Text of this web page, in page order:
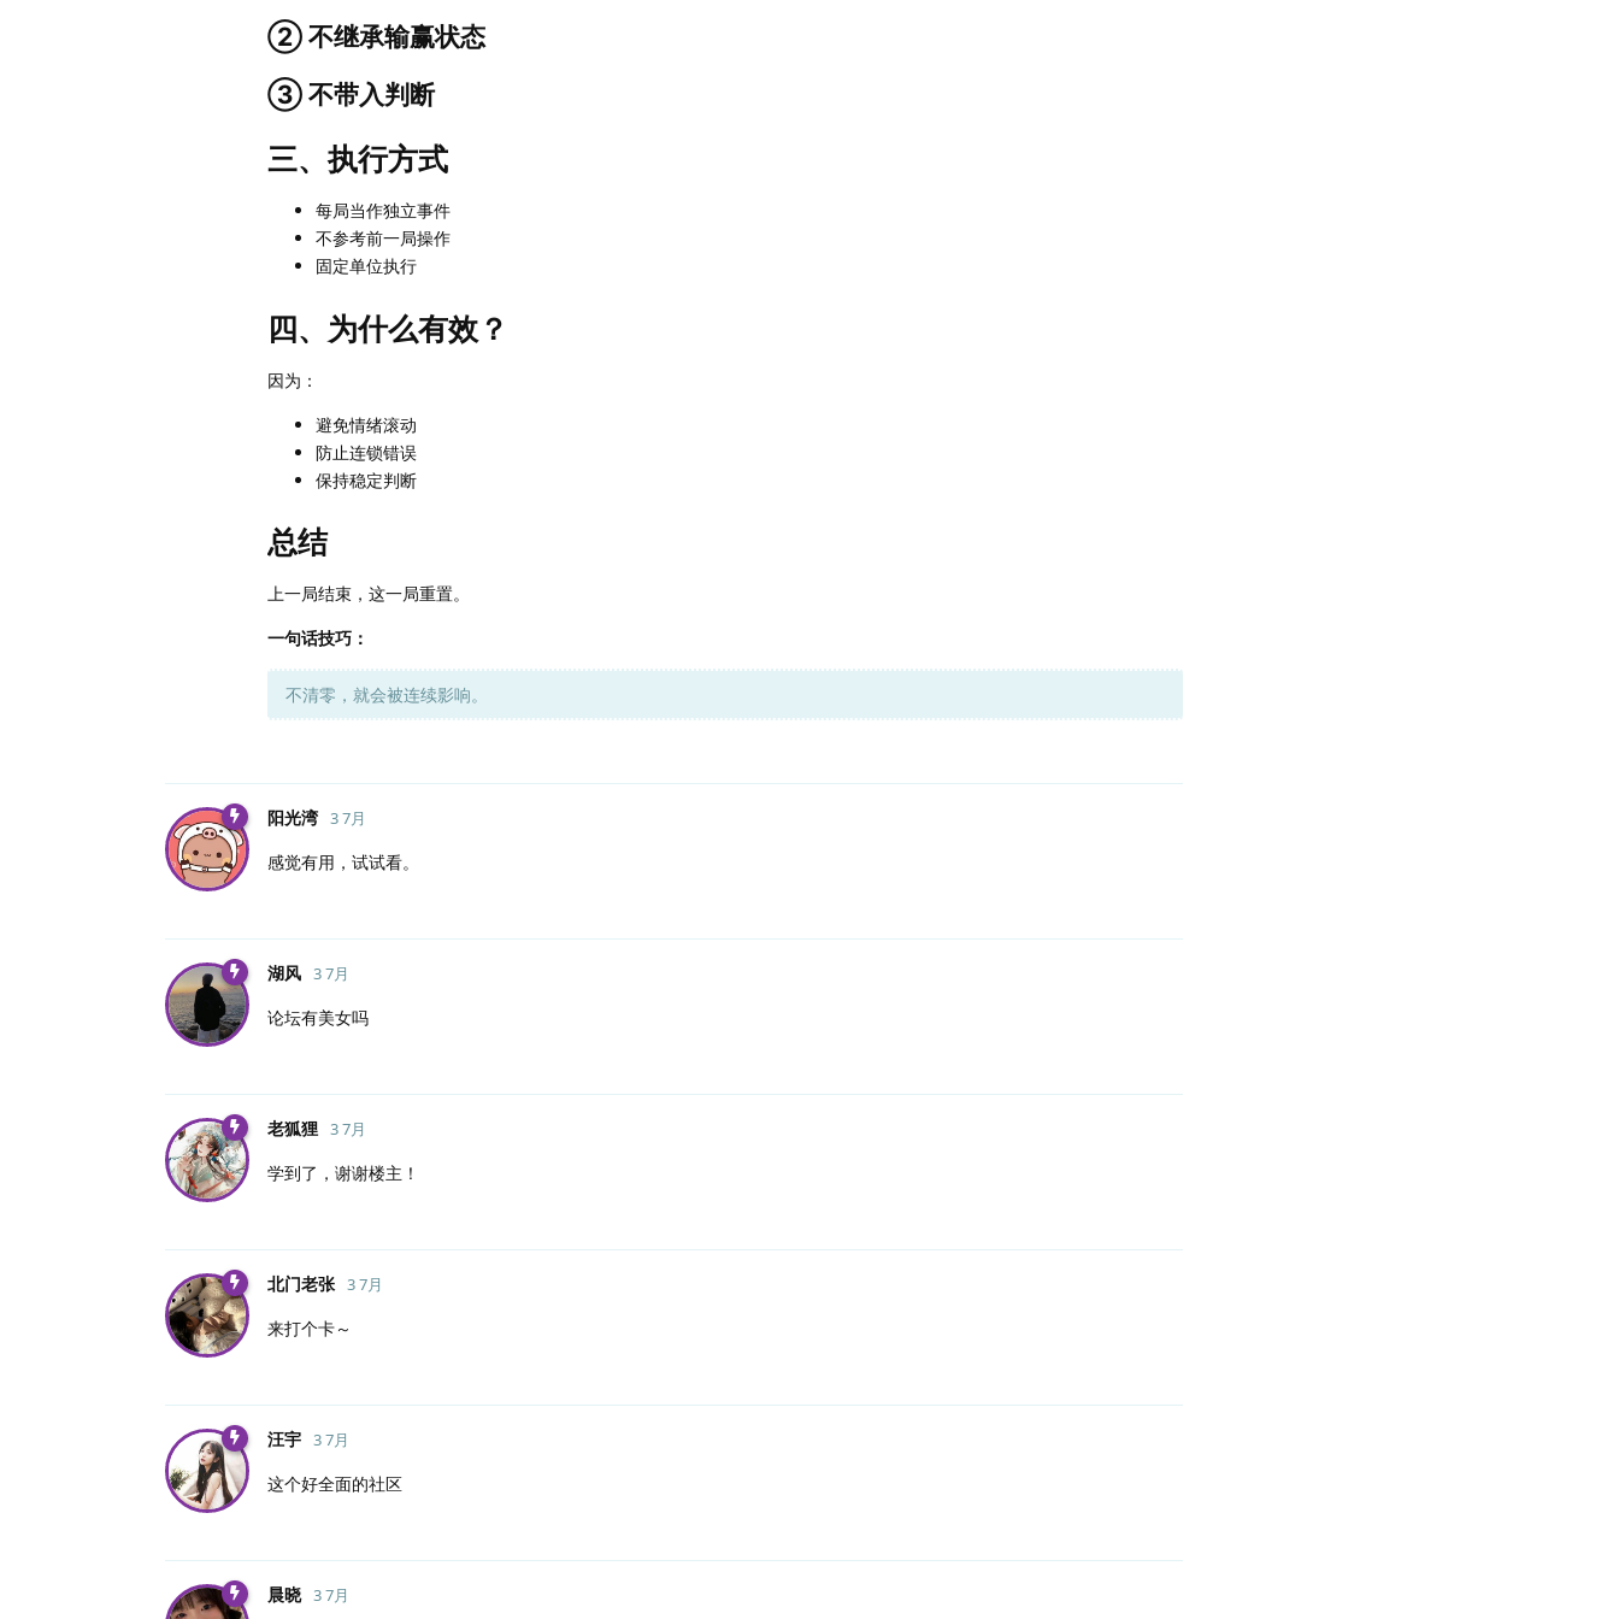
② 不继承输赢状态
③ 不带入判断
三、执行方式
每局当作独立事件
不参考前一局操作
固定单位执行
四、为什么有效？
因为：
避免情绪滚动
防止连锁错误
保持稳定判断
总结
上一局结束，这一局重置。
一句话技巧：
不清零，就会被连续影响。
阳光湾 3 7月
感觉有用，试试看。
湖风 3 7月
论坛有美女吗
老狐狸 3 7月
学到了，谢谢楼主！
北门老张 3 7月
来打个卡～
汪宇 3 7月
这个好全面的社区
晨晓 3 7月